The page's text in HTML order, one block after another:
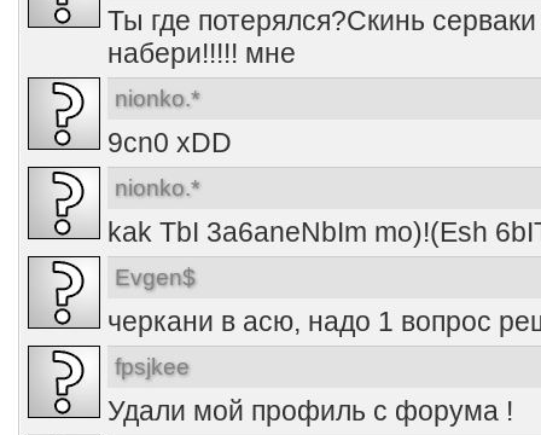
Ты где потерялся?Скинь
набери!!!!! мне
nionko.*
9cn0 xDD
nionko.*
kak TbI 3a6aneNbIm mo)!(Esh
Evgen$
черкани в асю, надо 1 вопрос
fpsjkee
Удали мой профиль с форума !